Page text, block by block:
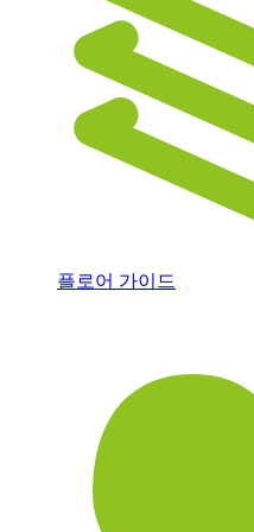
플로어 가이드